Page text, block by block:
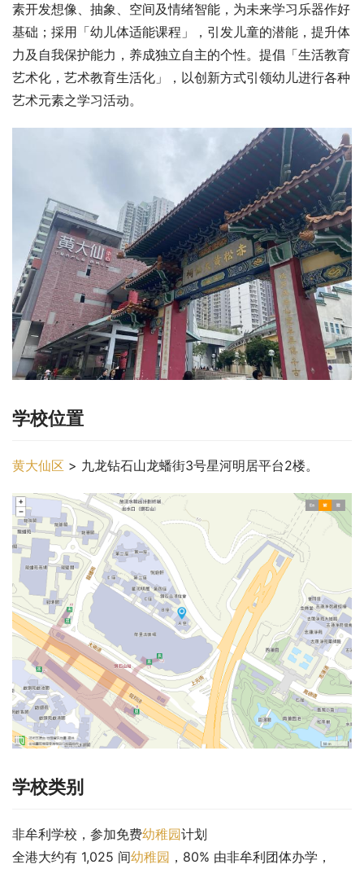
素开发想像、抽象、空间及情绪智能，为未来学习乐器作好
基础；採用「幼儿体适能课程」，引发儿童的潜能，提升体
力及自我保护能力，养成独立自主的个性。提倡「生活教育
艺术化，艺术教育生活化」，以创新方式引领幼儿进行各种
艺术元素之学习活动。
学校位置
黄大仙区 > 九龙钻石山龙蟠街3号星河明居平台2楼。
学校类别
非牟利学校，参加免费幼稚园计划
全港大约有 1,025 间幼稚园 ，80% 由非牟利团体办学，